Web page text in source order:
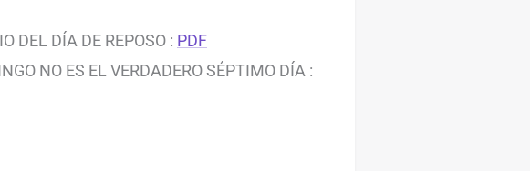
DEL DÍA DE REPOSO : PDF
NO ES EL VERDADERO SÉPTIMO DÍA :